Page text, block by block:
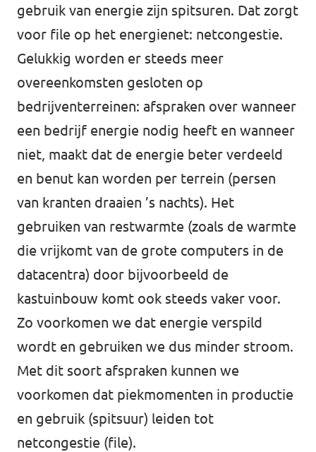
gebruik van energie zijn spitsuren. Dat zorgt
voor file op het energienet: netcongestie.
Gelukkig worden er steeds meer
overeenkomsten gesloten op
bedrijventerreinen: afspraken over wanneer
een bedrijf energie nodig heeft en wanneer
niet, maakt dat de energie beter verdeeld
en benut kan worden per terrein (persen
van kranten draaien ’s nachts). Het
gebruiken van restwarmte (zoals de warmte
die vrijkomt van de grote computers in de
datacentra) door bijvoorbeeld de
kastuinbouw komt ook steeds vaker voor.
Zo voorkomen we dat energie verspild
wordt en gebruiken we dus minder stroom.
Met dit soort afspraken kunnen we
voorkomen dat piekmomenten in productie
en gebruik (spitsuur) leiden tot
netcongestie (file).